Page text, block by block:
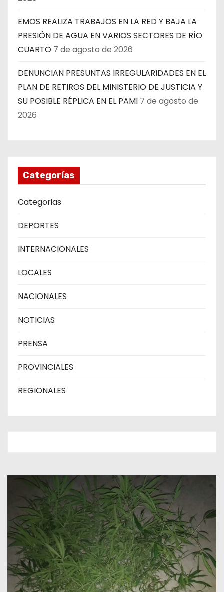
EMOS REALIZA TRABAJOS EN LA RED Y BAJA LA
PRESIÓN DE AGUA EN VARIOS SECTORES DE RÍO
CUARTO 7 de agosto de 2026
DENUNCIAN PRESUNTAS IRREGULARIDADES EN EL
PLAN DE RETIROS DEL MINISTERIO DE JUSTICIA Y
SU POSIBLE RÉPLICA EN EL PAMI 7 de agosto de
2026
Categorías
Categorias
DEPORTES
INTERNACIONALES
LOCALES
NACIONALES
NOTICIAS
PRENSA
PROVINCIALES
REGIONALES